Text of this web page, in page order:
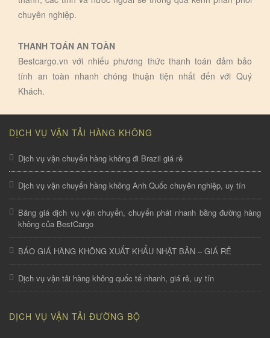
chuyên nghiệp.
THANH TOÁN AN TOÀN
Bestcargo.vn với nhiếu phương thức thanh toán đảm bảo
tính an toàn nhanh chóng thuận tiện nhất đến với Quý
Khách.
DỊCH VỤ VẬN TẢI HÀNG KHÔNG
Dịch vụ vận chuyển hàng không đi Brazil giá rẻ
Dịch vụ vận chuyển hàng không Anh Quốc chuyên nghiệp, uy tín
Bảng giá dịch vụ vận chuyển, chuyển phát nhanh bằng đường hàng
không của BestCargo
BÁO GIÁ HÀNG KHÔNG XUẤT KHẨU NHẬT BẢN – GIÁ RẺ
Dịch vụ vận tải hàng không quốc tế nhanh, giá rẻ, uy tín
DỊCH VỤ VẬN TẢI ĐƯỜNG BỘ